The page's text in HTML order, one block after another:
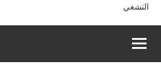
التشغي